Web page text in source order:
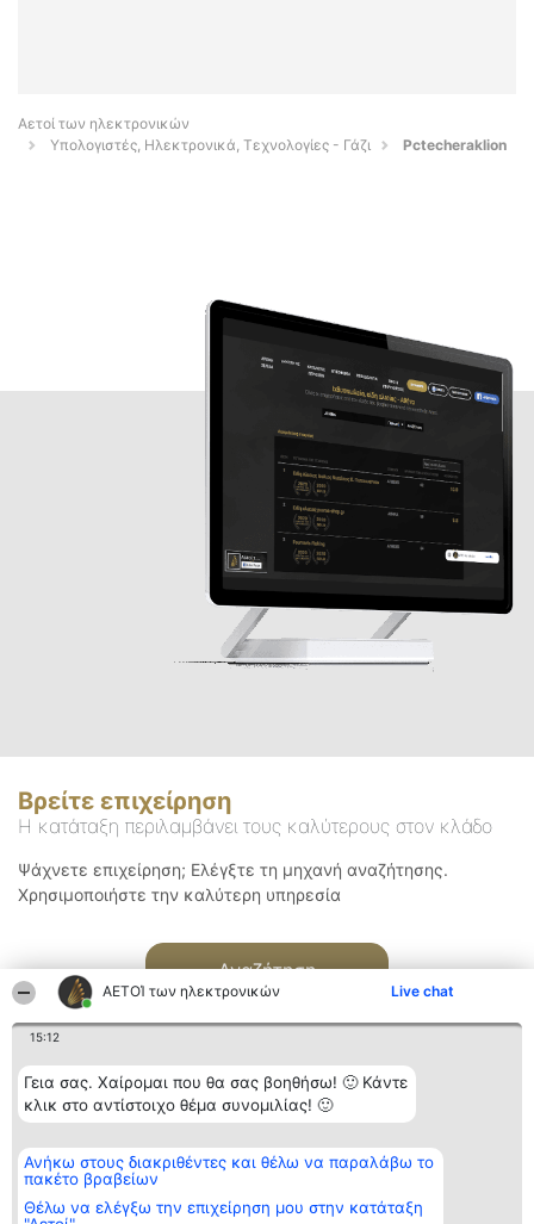
ΑΕΤΟΊ των ηλεκτρονικών Live chat
15:12
Γεια σας. Χαίρομαι που θα σας βοηθήσω! 🙂 Κάντε
κλικ στο αντίστοιχο θέμα συνομιλίας! 🙂
Ανήκω στους διακριθέντες και θέλω να παραλάβω το
πακέτο βραβείων
Θέλω να ελέγξω την επιχείρηση μου στην κατάταξη
Αετοί των ηλεκτρονικών
Υπολογιστές, Ηλεκτρονικά, Τεχνολογίες - Γάζι
Pctecheraklion
Βρείτε επιχείρηση
Η κατάταξη περιλαμβάνει τους καλύτερους στον κλάδο
Ψάχνετε επιχείρηση; Ελέγξτε τη μηχανή αναζήτησης.
Χρησιμοποιήστε την καλύτερη υπηρεσία
Αναζήτηση
Διοργανωτής της
κατάταξης
BEAUTIFUL COMPANY
ΤΗΛ. ΕΠΙΚΟΙΝΩΝΙΑΣ:
Κατάταξη
Διακριθέντες
των
διακριθέντων
Επικοινωνία
Επικοινωνία